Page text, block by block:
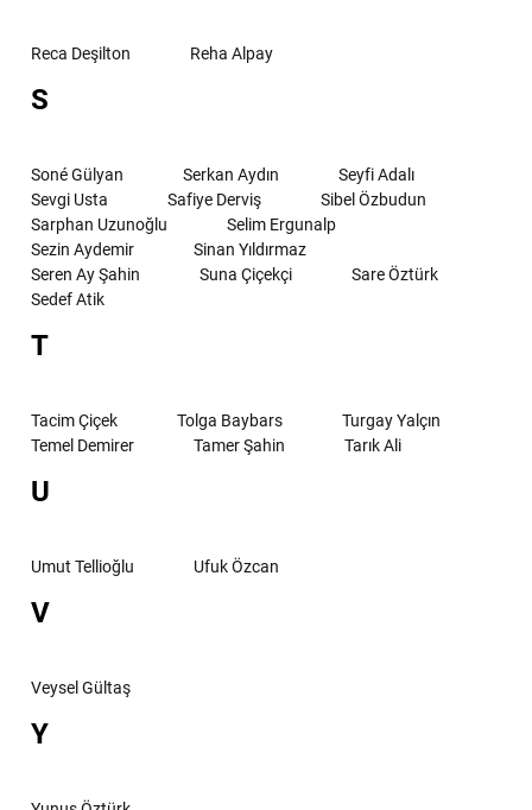
Reca Deşilton Reha Alpay
S
Soné Gülyan Serkan Aydın
Seyfi Adalı
Sevgi Usta
Safiye Derviş
Sibel Özbudun
Sarphan Uzunoğlu
Selim Ergunalp
Sezin Aydemir
Sinan Yıldırmaz
Seren Ay Şahin
Suna Çiçekçi
Sare Öztürk
Sedef Atik
T
Tacim Çiçek Tolga Baybars
Turgay Yalçın
Temel Demirer
Tamer Şahin Tarık Ali
U
Umut Tellioğlu Ufuk Özcan
V
Veysel Gültaş
Y